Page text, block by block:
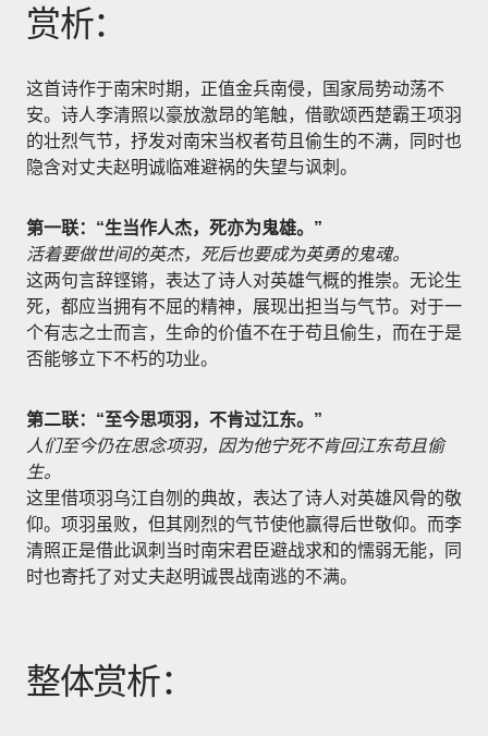
赏析：
这首诗作于南宋时期，正值金兵南侵，国家局势动荡不
安。诗人李清照以豪放激昂的笔触，借歌颂西楚霸王项羽
的壮烈气节，抒发对南宋当权者苟且偷生的不满，同时也
隐含对丈夫赵明诚临难避祸的失望与讽刺。
第一联：“生当作人杰，死亦为鬼雄。”
活着要做世间的英杰，死后也要成为英勇的鬼魂。
这两句言辞铿锵，表达了诗人对英雄气概的推崇。无论生
死，都应当拥有不屈的精神，展现出担当与气节。对于一
个有志之士而言，生命的价值不在于苟且偷生，而在于是
否能够立下不朽的功业。
第二联：“至今思项羽，不肯过江东。”
人们至今仍在思念项羽，因为他宁死不肯回江东苟且偷
生。
这里借项羽乌江自刎的典故，表达了诗人对英雄风骨的敬
仰。项羽虽败，但其刚烈的气节使他赢得后世敬仰。而李
清照正是借此讽刺当时南宋君臣避战求和的懦弱无能，同
时也寄托了对丈夫赵明诚畏战南逃的不满。
整体赏析：